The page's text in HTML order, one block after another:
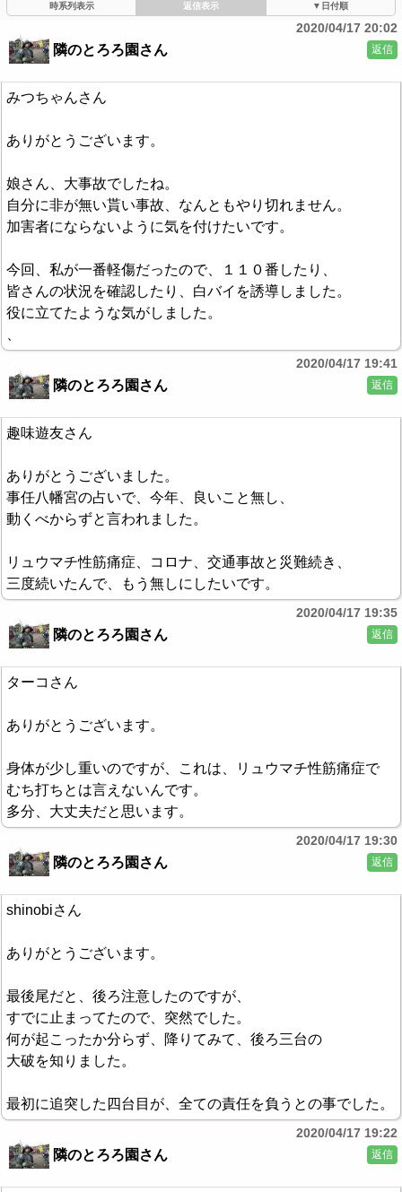
時系列表示 返信表示 ▼日付順
隣のとろろ園さん
2020/04/17 20:02
返信
みつちゃんさん
ありがとうございます。
娘さん、大事故でしたね。
自分に非が無い貰い事故、なんともやり切れません。
加害者にならないように気を付けたいです。
今回、私が一番軽傷だったので、１１０番したり、
皆さんの状況を確認したり、白バイを誘導しました。
役に立てたような気がしました。
隣のとろろ園さん
2020/04/17 19:41
返信
趣味遊友さん
ありがとうございました。
事任八幡宮の占いで、今年、良いこと無し、
動くべからずと言われました。
リュウマチ性筋痛症、コロナ、交通事故と災難続き、
三度続いたんで、もう無しにしたいです。
隣のとろろ園さん
2020/04/17 19:35
返信
ターコさん
ありがとうございます。
身体が少し重いのですが、これは、リュウマチ性筋痛症で
むち打ちとは言えないんです。
多分、大丈夫だと思います。
隣のとろろ園さん
2020/04/17 19:30
返信
shinobiさん
ありがとうございます。
最後尾だと、後ろ注意したのですが、
すでに止まってたので、突然でした。
何が起こったか分らず、降りてみて、後ろ三台の
大破を知りました。
最初に追突した四台目が、全ての責任を負うとの事でした。
隣のとろろ園さん
2020/04/17 19:22
返信